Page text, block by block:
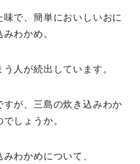
で、簡単においしいおに
わかめ。
人が続出しています。
が、三島の炊き込みわか
しょうか。
わかめについて、